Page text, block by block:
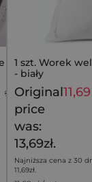
10 x
9,99 zł
1 szt. Worek
- biały
Original
price
was:
13,69zł.
11,69
Najniższa cena z 30
11,69zł